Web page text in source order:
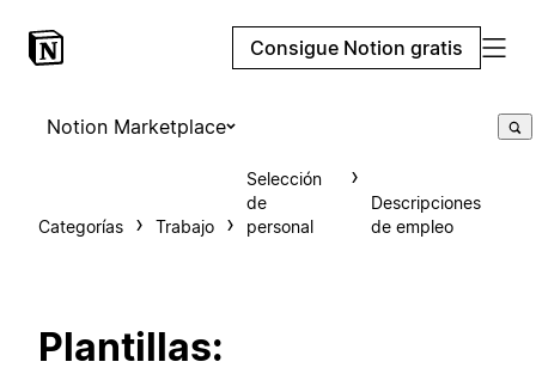
Consigue Notion gratis
Notion Marketplace
Categorías Trabajo
Selección
de
personal
Descripciones
de empleo
Plantillas: